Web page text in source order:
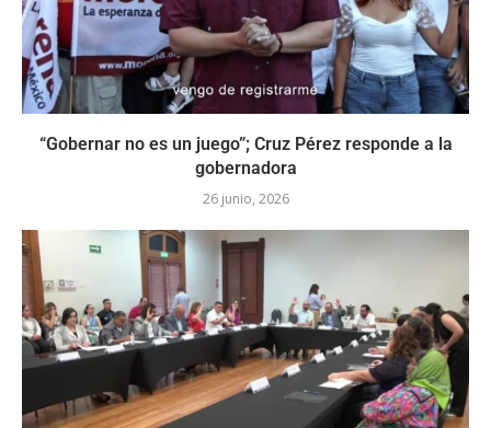
“Gobernar no es un juego”; Cruz Pérez responde a la
gobernadora
26 junio, 2026